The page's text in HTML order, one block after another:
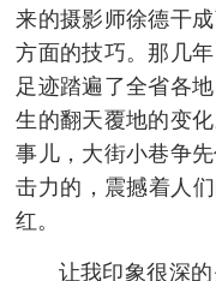
来的摄影师徐德干
方面的技巧。那几
足迹踏遍了全省各
生的翻天覆地的变
事儿，大街小巷争
击力的，震撼着人
红。
让我印象很深